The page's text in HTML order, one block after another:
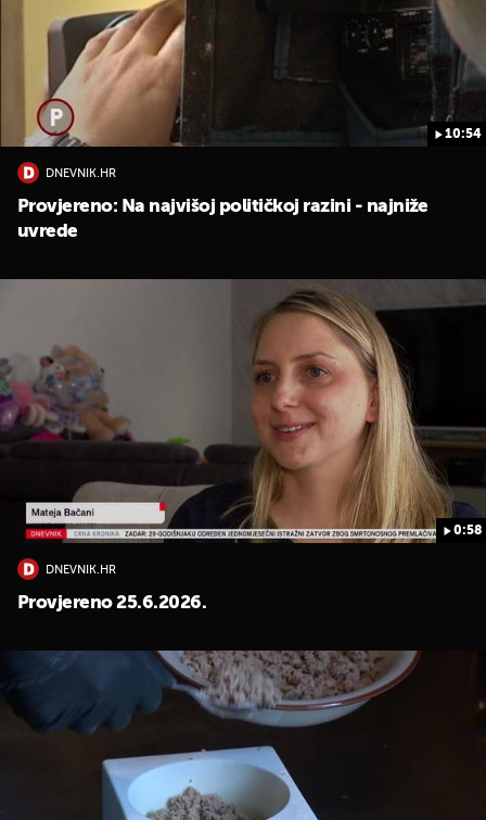
10:54
DNEVNIK.HR
Provjereno: Na najvišoj političkoj razini - najniže
uvrede
0:58
DNEVNIK.HR
Provjereno 25.6.2026.